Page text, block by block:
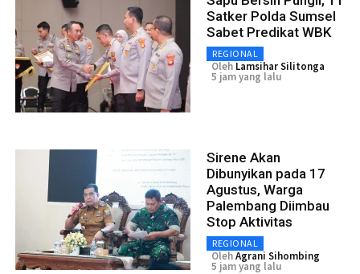
Satker Polda Sumsel
Sabet Predikat WBK
REGIONAL
Oleh Lamsihar Silitonga
5 jam yang lalu
Sirene Akan
Dibunyikan pada 17
Agustus, Warga
Palembang Diimbau
Stop Aktivitas
REGIONAL
OlehAgrani Sihombing
5 jam yang lalu